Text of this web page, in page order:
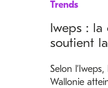
Trends
Iweps : la
soutient la
Selon
Wallonie